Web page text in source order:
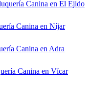
Canina en El Ejido
Canina en Níjar
Canina en Adra
Canina en Vícar